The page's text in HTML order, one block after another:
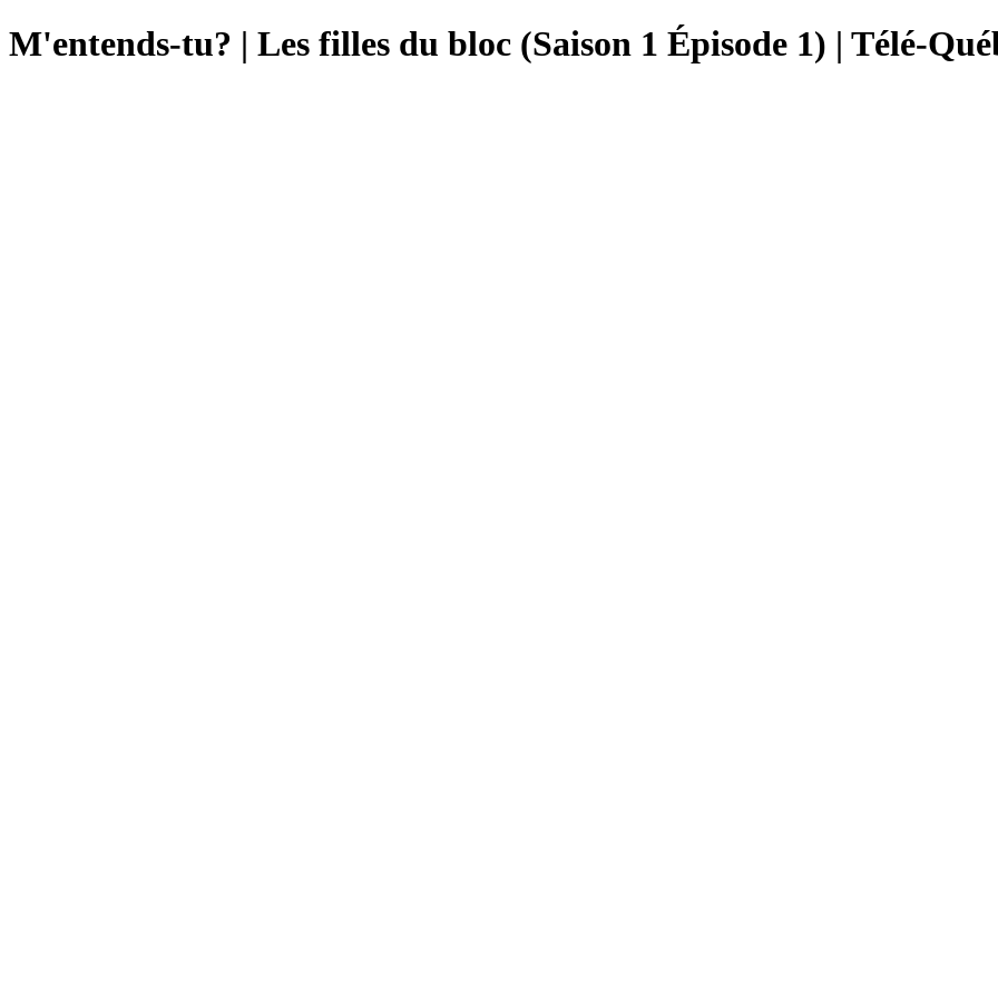
M'entends-tu? | Les filles du bloc (Saison 1 Épisode 1) | Télé-